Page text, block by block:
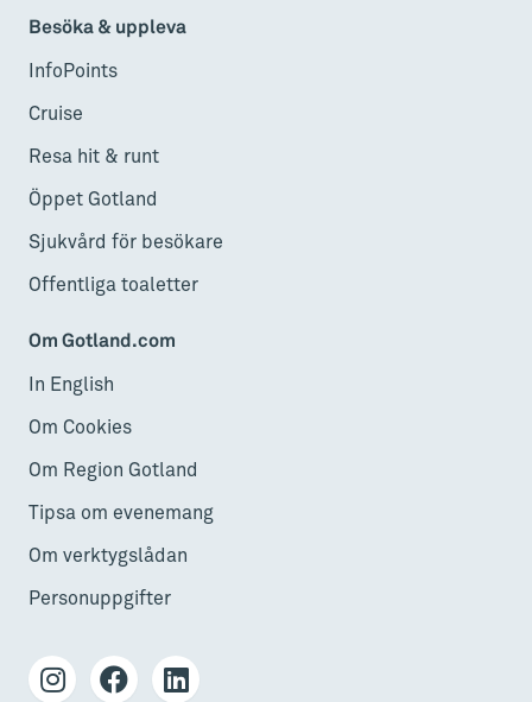
Besöka & uppleva
InfoPoints
Cruise
Resa hit & runt
Öppet Gotland
Sjukvård för besökare
Offentliga toaletter
Om Gotland.com
In English
Om Cookies
Om Region Gotland
Tipsa om evenemang
Om verktygslådan
Personuppgifter